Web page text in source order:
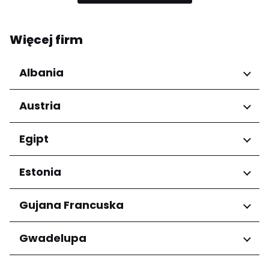
Więcej firm
Albania
Regiony
Qarku i Tiranës
Austria
Regiony
Niederösterreich
Salzburg
Wien
Egipt
Regiony
Kair
Estonia
Regiony
Harju maakond
Tartu maakond
Gujana Francuska
Regiony
Arrondissement de Cayenne
Gwadelupa